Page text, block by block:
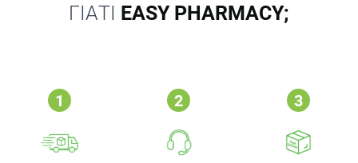
ΓΙΑΤΙ EASY PHARMACY;